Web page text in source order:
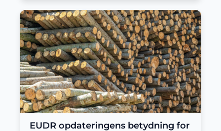
EUDR opdateringens betydning for